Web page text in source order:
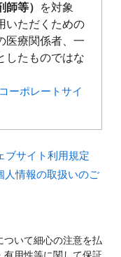
等）
を対象
いただくための
医療関係者、一
したものではな
ーポレートサイ
ブサイト利用規定
人情報の取扱いのご
ついて細心の注意を払
有用性等に関して保証